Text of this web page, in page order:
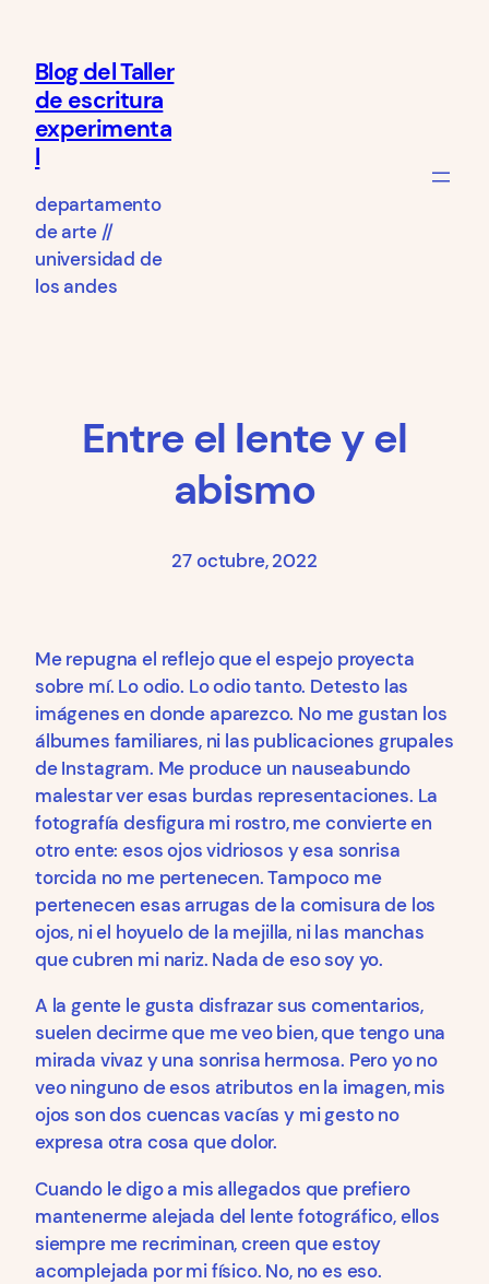
contenido
Blog del Taller
de escritura
experimenta
l
departamento
de arte //
universidad de
los andes
Entre el lente y el
abismo
27 octubre, 2022
Me repugna el reflejo que el espejo proyecta
sobre mí. Lo odio. Lo odio tanto. Detesto las
imágenes en donde aparezco. No me gustan los
álbumes familiares, ni las publicaciones grupales
de Instagram. Me produce un nauseabundo
malestar ver esas burdas representaciones. La
fotografía desfigura mi rostro, me convierte en
otro ente: esos ojos vidriosos y esa sonrisa
torcida no me pertenecen. Tampoco me
pertenecen esas arrugas de la comisura de los
ojos, ni el hoyuelo de la mejilla, ni las manchas
que cubren mi nariz. Nada de eso soy yo.
A la gente le gusta disfrazar sus comentarios,
suelen decirme que me veo bien, que tengo una
mirada vivaz y una sonrisa hermosa. Pero yo no
veo ninguno de esos atributos en la imagen, mis
ojos son dos cuencas vacías y mi gesto no
expresa otra cosa que dolor.
Cuando le digo a mis allegados que prefiero
mantenerme alejada del lente fotográfico, ellos
siempre me recriminan, creen que estoy
acomplejada por mi físico. No, no es eso.